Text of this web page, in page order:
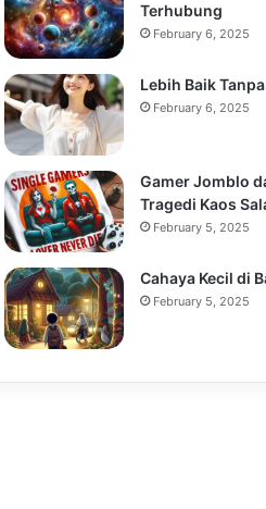
Terhubung
February 6, 2025
Lebih Baik
February 6, 2025
Gamer Jomblo
Tragedi Kaos
February 5, 2025
Cahaya Kecil di
February 5, 2025